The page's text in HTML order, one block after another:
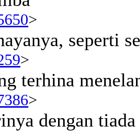
>
seperti
>
terhina
>
dengan